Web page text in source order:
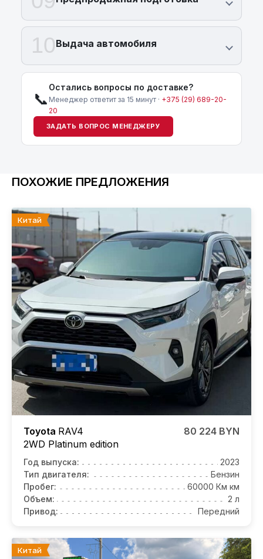
10Выдача автомобиля
📞
Остались вопросы по доставке?
Менеджер ответит за 15 минут · +375 (29) 689-20-
20
ЗАДАТЬ ВОПРОС МЕНЕДЖЕРУ
ПОХОЖИЕ ПРЕДЛОЖЕНИЯ
Китай
Toyota RAV4
2WD Platinum edition
80 224 BYN
Год выпуска:
2023
Тип двигателя:
Бензин
Пробег:
60000 Км км
Объем:
2 л
Привод:
Передний
Китай